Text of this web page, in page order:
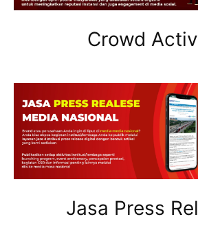
Crowd
Jasa Press